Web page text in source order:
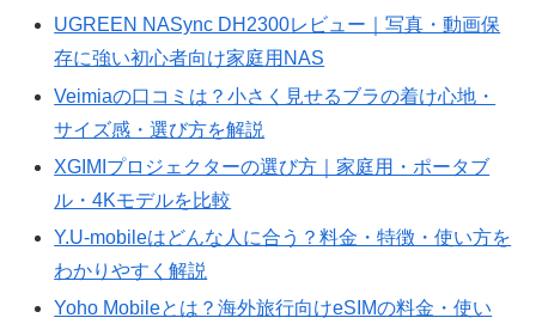
UGREEN NASync DH2300レビュー｜写真・動画保
存に強い初心者向け家庭用NAS
Veimiaの口コミは？小さく見せるブラの着け心地・
サイズ感・選び方を解説
XGIMIプロジェクターの選び方｜家庭用・ポータブ
ル・4Kモデルを比較
Y.U-mobileはどんな人に合う？料金・特徴・使い方を
わかりやすく解説
Yoho Mobileとは？海外旅行向けeSIMの料金・使い